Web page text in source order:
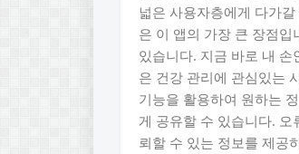
넓은 사용자층에게 다가
은 이 앱의 가장 큰 장점
있습니다. 지금 바로 내
은 건강 관리에 관심있는
기능을 활용하여 원하는
게 공유할 수 있습니다.
뢰할 수 있는 정보를 제공